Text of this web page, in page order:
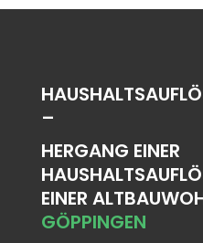
–
HERGANG EINER
EINER
GÖPPINGEN